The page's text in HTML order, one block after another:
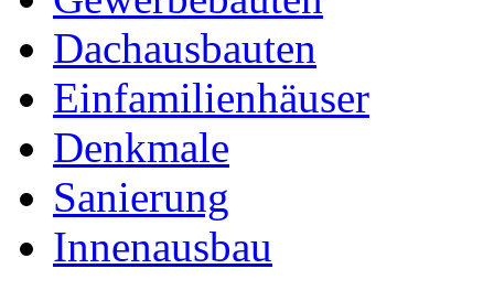
Dachausbauten
Einfamilienhäuser
Denkmale
Sanierung
Innenausbau